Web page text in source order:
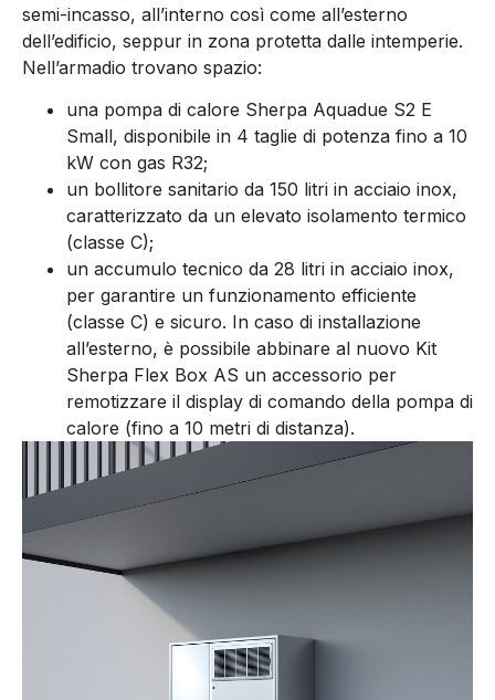
semi-incasso, all’interno così come all’esterno
dell’edificio, seppur in zona protetta dalle intemperie.
Nell’armadio trovano spazio:
una pompa di calore Sherpa Aquadue S2 E
Small, disponibile in 4 taglie di potenza fino a 10
kW con gas R32;
un bollitore sanitario da 150 litri in acciaio inox,
caratterizzato da un elevato isolamento termico
(classe C);
un accumulo tecnico da 28 litri in acciaio inox,
per garantire un funzionamento efficiente
(classe C) e sicuro. In caso di installazione
all’esterno, è possibile abbinare al nuovo Kit
Sherpa Flex Box AS un accessorio per
remotizzare il display di comando della pompa di
calore (fino a 10 metri di distanza).